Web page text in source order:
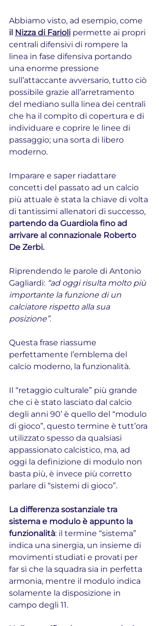
Abbiamo visto, ad esempio, come
il Nizza di Farioli permette ai propri
centrali difensivi di rompere la
linea in fase difensiva portando
una enorme pressione
sull’attaccante avversario, tutto ciò
possibile grazie all’arretramento
del mediano sulla linea dei centrali
che ha il compito di copertura e di
individuare e coprire le linee di
passaggio; una sorta di libero
moderno.
Imparare e saper riadattare
concetti del passato ad un calcio
più attuale è stata la chiave di volta
di tantissimi allenatori di successo,
partendo da Guardiola fino ad
arrivare al connazionale Roberto
De Zerbi.
Riprendendo le parole di Antonio
Gagliardi: “ad oggi risulta molto più
importante la funzione di un
calciatore rispetto alla sua
posizione”.
Questa frase riassume
perfettamente l’emblema del
calcio moderno, la funzionalità.
Il “retaggio culturale” più grande
che ci è stato lasciato dal calcio
degli anni 90’ è quello del “modulo
di gioco”, questo termine è tutt’ora
utilizzato spesso da qualsiasi
appassionato calcistico, ma, ad
oggi la definizione di modulo non
basta più, è invece più corretto
parlare di “sistemi di gioco”.
La differenza sostanziale tra
sistema e modulo è appunto la
funzionalità: il termine “sistema”
indica una sinergia, un insieme di
movimenti studiati e provati per
far sì che la squadra sia in perfetta
armonia, mentre il modulo indica
solamente la disposizione in
campo degli 11.